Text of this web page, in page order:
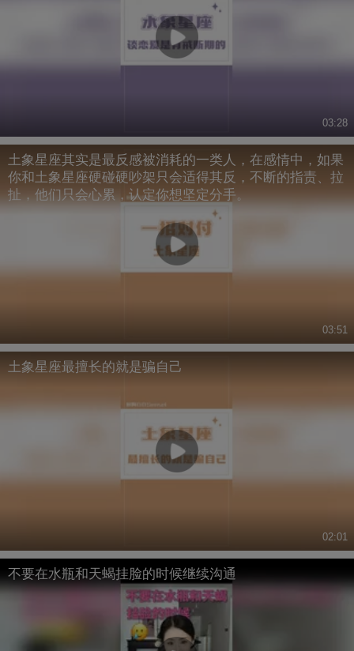
03:28
土象星座其实是最反感被消耗的一类人，在感情中，如果
你和土象星座硬碰硬吵架只会适得其反，不断的指责、拉
扯，他们只会心累，认定你想坚定分手。
03:51
土象星座最擅长的就是骗自己
02:01
不要在水瓶和天蝎挂脸的时候继续沟通